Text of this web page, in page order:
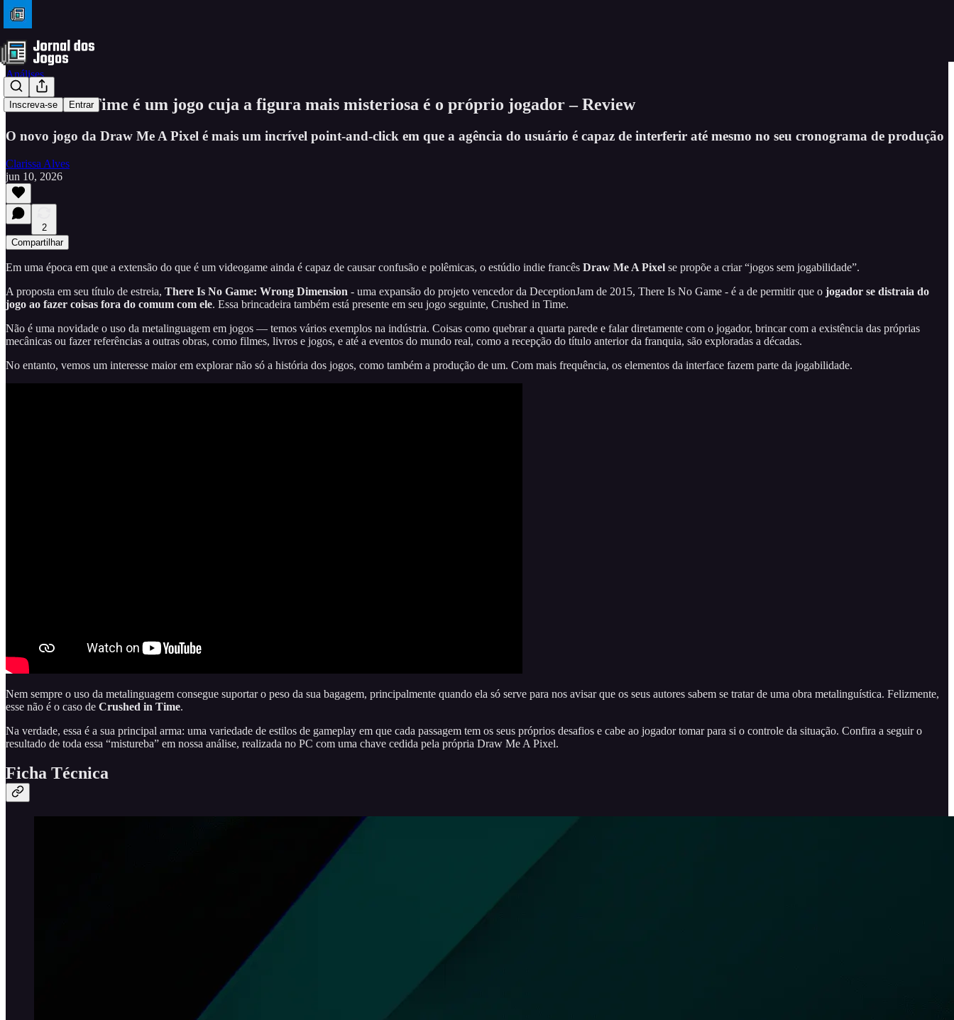
Inscreva-se Entrar
Análises
Crushed in Time é um jogo cuja a figura mais misteriosa é o próprio jogador – Review
O novo jogo da Draw Me A Pixel é mais um incrível point-and-click em que a agência do usuário é capaz de interferir até mesmo no seu cronograma de produção
Clarissa Alves
jun 10, 2026
2
Compartilhar
Em uma época em que a extensão do que é um videogame ainda é capaz de causar confusão e polêmicas, o estúdio indie francês Draw Me A Pixel se propõe a criar “jogos sem jogabilidade”.
A proposta em seu título de estreia, There Is No Game: Wrong Dimension - uma expansão do projeto vencedor da DeceptionJam de 2015, There Is No Game - é a de permitir que o jogador se distraia do
jogo ao fazer coisas fora do comum com ele. Essa brincadeira também está presente em seu jogo seguinte, Crushed in Time.
Não é uma novidade o uso da metalinguagem em jogos — temos vários exemplos na indústria. Coisas como quebrar a quarta parede e falar diretamente com o jogador, brincar com a existência das próprias
mecânicas ou fazer referências a outras obras, como filmes, livros e jogos, e até a eventos do mundo real, como a recepção do título anterior da franquia, são exploradas a décadas.
No entanto, vemos um interesse maior em explorar não só a história dos jogos, como também a produção de um. Com mais frequência, os elementos da interface fazem parte da jogabilidade.
Nem sempre o uso da metalinguagem consegue suportar o peso da sua bagagem, principalmente quando ela só serve para nos avisar que os seus autores sabem se tratar de uma obra metalinguística. Felizmente,
esse não é o caso de Crushed in Time.
Na verdade, essa é a sua principal arma: uma variedade de estilos de gameplay em que cada passagem tem os seus próprios desafios e cabe ao jogador tomar para si o controle da situação. Confira a seguir o
resultado de toda essa “mistureba” em nossa análise, realizada no PC com uma chave cedida pela própria Draw Me A Pixel.
Ficha Técnica